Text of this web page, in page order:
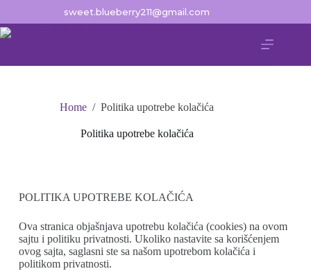
sweet.blueberry211@gmail.com
Home / Politika upotrebe kolačića
Politika upotrebe kolačića
POLITIKA UPOTREBE KOLAČIĆA
Ova stranica objašnjava upotrebu kolačića (cookies) na ovom
sajtu i politiku privatnosti. Ukoliko nastavite sa korišćenjem
ovog sajta, saglasni ste sa našom upotrebom kolačića i
politikom privatnosti.